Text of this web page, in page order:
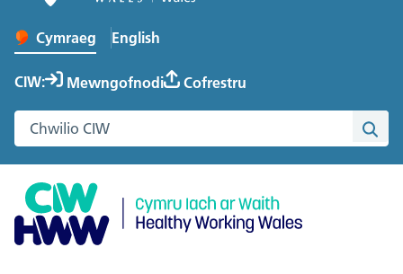
Newid iaith y wefan
Cymraeg English
– Change the language to English
CIW: Mewngofnodi Cofrestru
Chwilio gwefan Cymru Iach ar Waith